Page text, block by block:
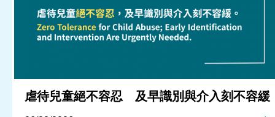
兒童報道的新聞道德規範
虐待兒童絕不容忍 及早識別與介入刻不容緩